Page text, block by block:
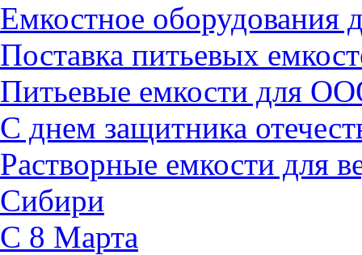
Емкостное
Поставка питьевых
Питьевые емкости для
С днем защитника
Растворные емкости для
Сибири
C 8 Марта